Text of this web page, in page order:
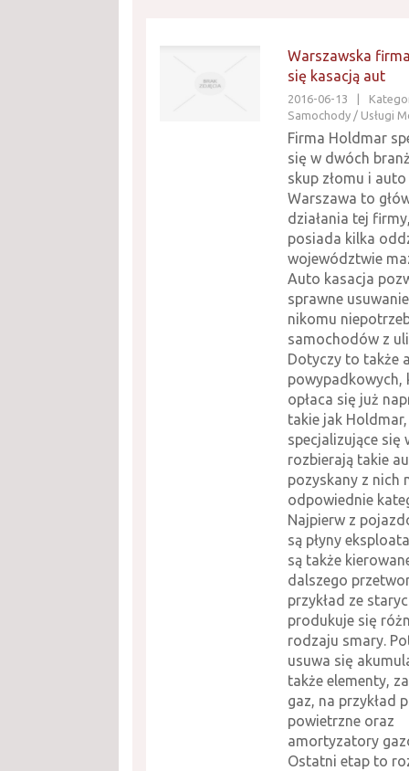
Warszawska
się kasacją aut
2016-06-13
Samochody / Usługi
Firma Holdmar
się w dwóch
skup złomu i
Warszawa to
działania tej
posiada kilka
województwie
Auto kasacja
sprawne
nikomu
samochodów z
Dotyczy to także
powypadkowych,
opłaca się już
takie jak Holdmar,
specjalizujące się
rozbierają takie
pozyskany z nich
odpowiednie
Najpierw z
są płyny
są także
dalszego
przykład ze
produkuje się
rodzaju smary.
usuwa się
także elementy,
gaz, na przykład
powietrzne oraz
amortyzatory
Ostatni etap to